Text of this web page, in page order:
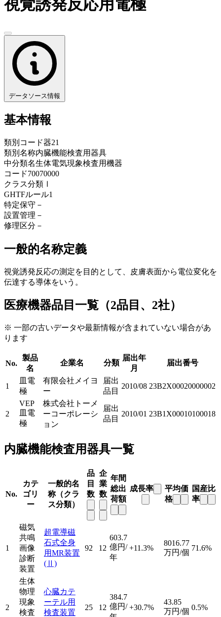
視覚誘発反応用電極
データソース情報
基本情報
類別コード器21
類別名称内臓機能検査用器具
中分類名生体電気現象検査用機器
コード70070000
クラス分類 Ⅰ
GHTFルール1
特定保守 －
設置管理 －
修理区分 －
一般的名称定義
視覚誘発反応の測定を目的として、皮膚表面から電位変化を
伝達する導体をいう。
医療機器品目一覧（2品目、2社）
※ 一部の古いデータや最新情報が含まれていない場合があ
ります
No.
製品
名
企業名 分類
届出年
月
届出番号
1
皿電
極
有限会社メイヨ
ー
届出
品目
2010/08 23B2X00020000002
2
VEP
皿電
極
株式会社トーメ
ーコーポレーシ
ョン
届出
品目
2010/01 23B1X00010100018
内臓機能検査用器具一覧
No.
カテ
ゴリ
ー
一般的名
称（クラ
ス分類）
品
目
数
企
業
数
年間
総出
荷額
成長率
平均価
格
国産比
率
1
磁気
共鳴
画像
診断
装置
超電導磁
石式全身
用MR装置
(Ⅱ)
92 12
603.7
億円/
年
+11.3%
8016.77
万円/個
71.6%
2
生体
物理
現象
検査
心臓カテ
ーテル用
検査装置
25 12
384.7
億円/ +30.7%
43.85
万円/個 0.5%